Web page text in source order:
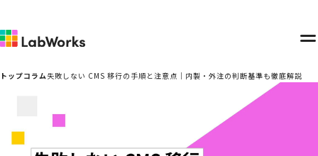
トップコラム 失敗しない CMS 移行の手順と注意点｜内製・外注の判断基準も徹底解説